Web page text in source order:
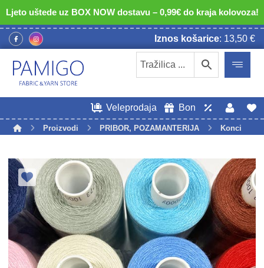
Ljeto uštede uz BOX NOW dostavu – 0,99€ do kraja kolovoza!
Iznos košarice: 13,50 €
Veleprodaja Bon
Proizvodi PRIBOR, POZAMANTERIJA Konci